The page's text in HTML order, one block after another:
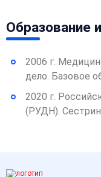
Образование
2006 г.
дело. Базовое
2020 г.
(РУДН).